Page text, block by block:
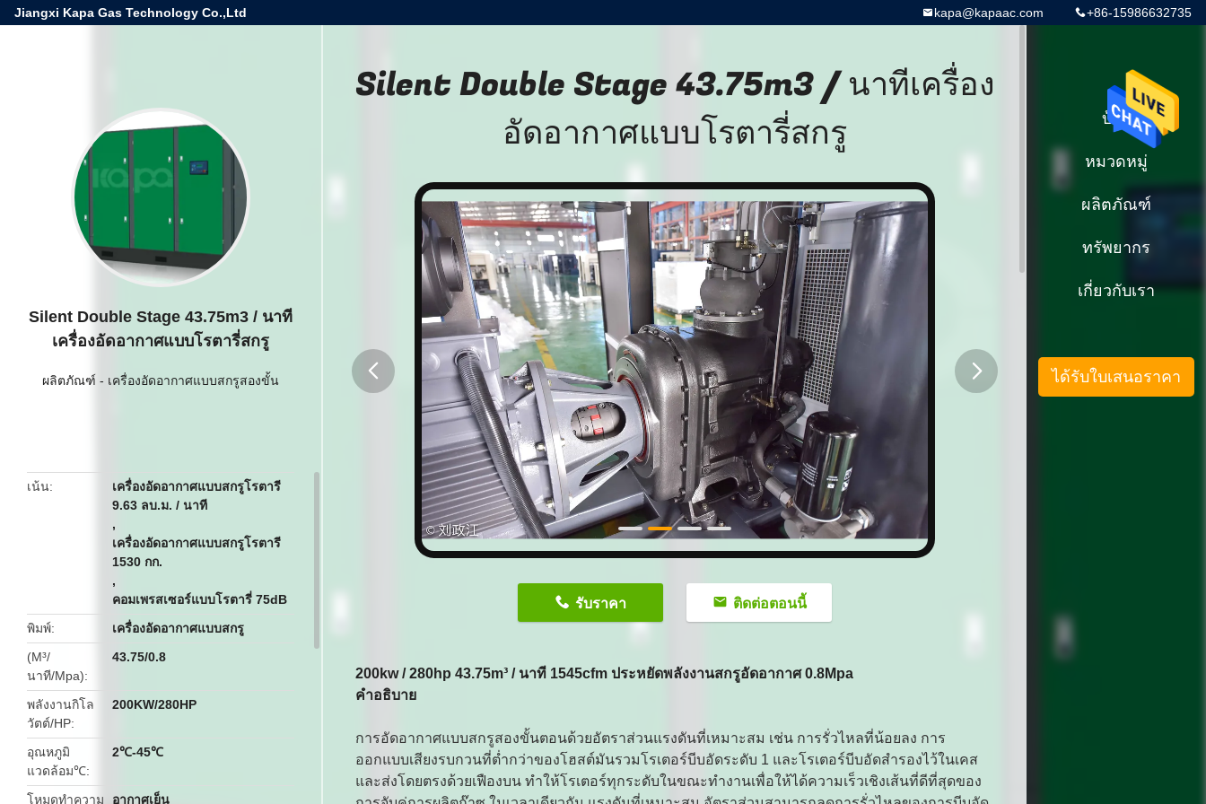
Jiangxi Kapa Gas Technology Co.,Ltd +86-15986632735
kapa@kapaac.com
Silent Double Stage 43.75m3 / นาที
เครื่องอัดอากาศแบบโรตารี่สกรู
ผลิตภัณฑ์ - เครื่องอัดอากาศแบบสกรูสองขั้น
เน้น
เครื่องอัดอากาศแบบสกรูโรตารี
9.63 ลบ.ม. / นาที
,
เครื่องอัดอากาศแบบสกรูโรตารี
1530 กก.
,
คอมเพรสเซอร์แบบโรตารี่ 75dB
พิมพ์
เครื่องอัดอากาศแบบสกรู
(M³/
นาที/Mpa)
43.75/0.8
พลังงานกิโล
วัตต์/HP
200KW/280HP
อุณหภูมิ
แวดล้อม℃
2℃-45℃
โหมดทำความ อากาศเย็น
Silent Double Stage 43.75m3 / นาทีเครื่อง
อัดอากาศแบบโรตารี่สกรู
รับราคา ติดต่อตอนนี้
200kw / 280hp 43.75m³ / นาที 1545cfm ประหยัดพลังงานสกรูอัดอากาศ 0.8Mpa
คำอธิบาย
การอัดอากาศแบบสกรูสองขั้นตอนด้วยอัตราส่วนแรงดันที่เหมาะสม เช่น การรั่วไหลที่น้อยลง การ
ออกแบบเสียงรบกวนที่ต่ำกว่าของโฮสต์มันรวมโรเตอร์บีบอัดระดับ 1 และโรเตอร์บีบอัดสำรองไว้ในเคส
และส่งโดยตรงด้วยเฟืองบน ทำให้โรเตอร์ทุกระดับในขณะทำงานเพื่อให้ได้ความเร็วเชิงเส้นที่ดีที่สุดของ
บ้าน
หมวดหมู่
ผลิตภัณฑ์
ทรัพยากร
เกี่ยวกับเรา
ได้รับใบเสนอราคา